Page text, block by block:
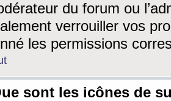
du forum ou
verrouiller vos
les permissions
sont les icônes de